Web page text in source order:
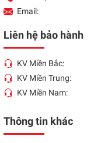
Email:
Liên hệ bảo hành
KV Miền Bắc:
KV Miền Trung:
KV Miền Nam:
Thông tin khác